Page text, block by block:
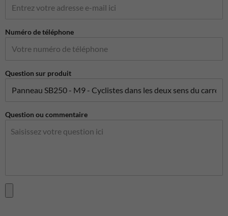
Numéro de téléphone
Question sur produit
Question ou commentaire